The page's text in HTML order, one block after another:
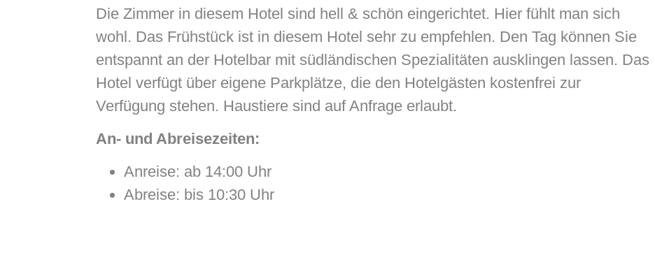
Die Zimmer in diesem Hotel sind hell & schön eingerichtet. Hier fühlt man sich
wohl. Das Frühstück ist in diesem Hotel sehr zu empfehlen. Den Tag können Sie
entspannt an der Hotelbar mit südländischen Spezialitäten ausklingen lassen. Das
Hotel verfügt über eigene Parkplätze, die den Hotelgästen kostenfrei zur
Verfügung stehen. Haustiere sind auf Anfrage erlaubt.
An- und Abreisezeiten:
Anreise: ab 14:00 Uhr
Abreise: bis 10:30 Uhr